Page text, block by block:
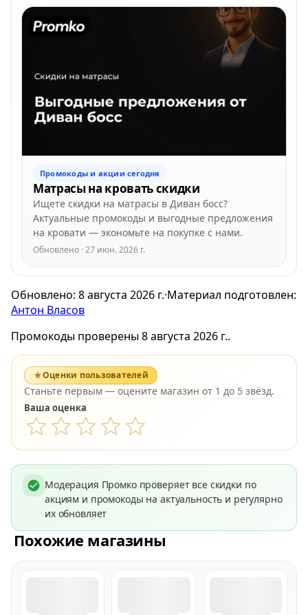
Промокоды и акции сегодня
Матрасы на кровать скидки
Ищете скидки на матрасы в Диван босс?
Актуальные промокоды и выгодные предложения
на кровати — экономьте на покупке с нами.
Обновлено · 27 июн. 2026 г.
Обновлено: 8 августа 2026 г.·Материал подготовлен:
Антон Власов
Промокоды проверены 8 августа 2026 г..
Оценки пользователей
Станьте первым — оцените магазин от 1 до 5 звёзд.
Ваша оценка
Модерация Промко проверяет все скидки по
акциям и промокоды на актуальность и регулярно
их обновляет
Похожие магазины